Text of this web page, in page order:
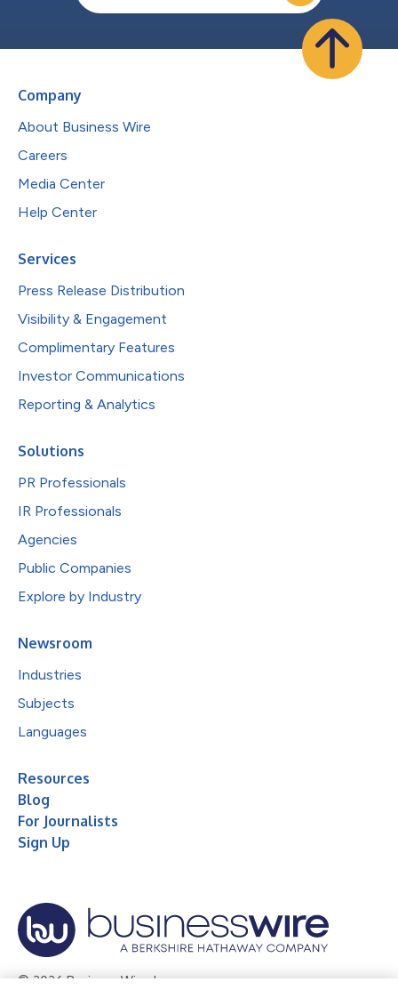
Company
About Business Wire
Careers
Media Center
Help Center
Services
Press Release Distribution
Visibility & Engagement
Complimentary Features
Investor Communications
Reporting & Analytics
Solutions
PR Professionals
IR Professionals
Agencies
Public Companies
Explore by Industry
Newsroom
Industries
Subjects
Languages
Resources
Blog
For Journalists
Sign Up
© 2026 Business Wire, Inc.